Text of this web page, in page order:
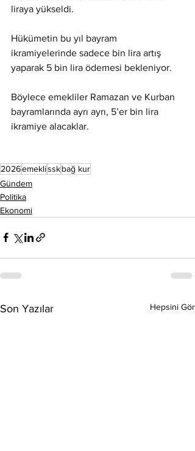
liraya yükseldi.
Hükümetin bu yıl bayram
ikramiyelerinde sadece bin lira artış
yaparak 5 bin lira ödemesi bekleniyor.
Böylece emekliler Ramazan ve Kurban
bayramlarında ayrı ayrı, 5’er bin lira
ikramiye alacaklar.
2026emeklisskbağ kur
Gündem
Politika
Ekonomi
Son Yazılar Hepsini Gör